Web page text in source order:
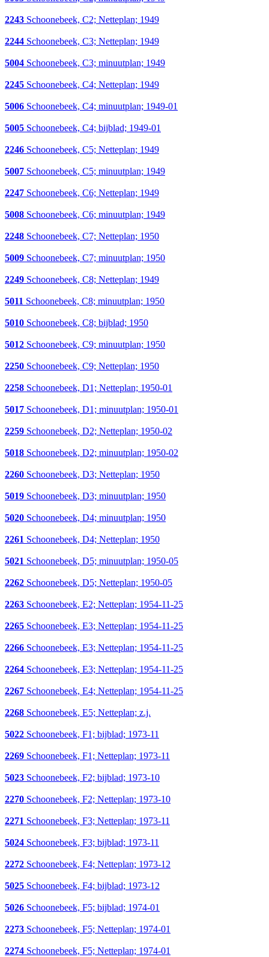
2243 Schoonebeek, C2; Netteplan; 1949
2244 Schoonebeek, C3; Netteplan; 1949
5004 Schoonebeek, C3; minuutplan; 1949
2245 Schoonebeek, C4; Netteplan; 1949
5006 Schoonebeek, C4; minuutplan; 1949-01
5005 Schoonebeek, C4; bijblad; 1949-01
2246 Schoonebeek, C5; Netteplan; 1949
5007 Schoonebeek, C5; minuutplan; 1949
2247 Schoonebeek, C6; Netteplan; 1949
5008 Schoonebeek, C6; minuutplan; 1949
2248 Schoonebeek, C7; Netteplan; 1950
5009 Schoonebeek, C7; minuutplan; 1950
2249 Schoonebeek, C8; Netteplan; 1949
5011 Schoonebeek, C8; minuutplan; 1950
5010 Schoonebeek, C8; bijblad; 1950
5012 Schoonebeek, C9; minuutplan; 1950
2250 Schoonebeek, C9; Netteplan; 1950
2258 Schoonebeek, D1; Netteplan; 1950-01
5017 Schoonebeek, D1; minuutplan; 1950-01
2259 Schoonebeek, D2; Netteplan; 1950-02
5018 Schoonebeek, D2; minuutplan; 1950-02
2260 Schoonebeek, D3; Netteplan; 1950
5019 Schoonebeek, D3; minuutplan; 1950
5020 Schoonebeek, D4; minuutplan; 1950
2261 Schoonebeek, D4; Netteplan; 1950
5021 Schoonebeek, D5; minuutplan; 1950-05
2262 Schoonebeek, D5; Netteplan; 1950-05
2263 Schoonebeek, E2; Netteplan; 1954-11-25
2265 Schoonebeek, E3; Netteplan; 1954-11-25
2266 Schoonebeek, E3; Netteplan; 1954-11-25
2264 Schoonebeek, E3; Netteplan; 1954-11-25
2267 Schoonebeek, E4; Netteplan; 1954-11-25
2268 Schoonebeek, E5; Netteplan; z.j.
5022 Schoonebeek, F1; bijblad; 1973-11
2269 Schoonebeek, F1; Netteplan; 1973-11
5023 Schoonebeek, F2; bijblad; 1973-10
2270 Schoonebeek, F2; Netteplan; 1973-10
2271 Schoonebeek, F3; Netteplan; 1973-11
5024 Schoonebeek, F3; bijblad; 1973-11
2272 Schoonebeek, F4; Netteplan; 1973-12
5025 Schoonebeek, F4; bijblad; 1973-12
5026 Schoonebeek, F5; bijblad; 1974-01
2273 Schoonebeek, F5; Netteplan; 1974-01
2274 Schoonebeek, F5; Netteplan; 1974-01